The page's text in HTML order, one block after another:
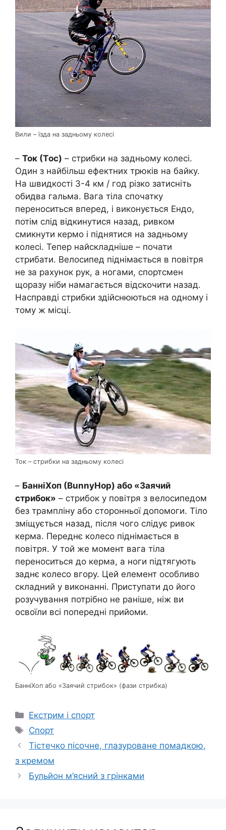
Вили – їзда на задньому колесі
– Toк (Тoc) – стрибки на задньому колесі.
Один з найбільш ефектних трюків на байку.
На швидкості 3-4 км / год різко затисніть
обидва гальма. Вага тіла спочатку
переноситься вперед, і виконується Ендо,
потім слід відкинутися назад, ривком
смикнути кермо і піднятися на задньому
колесі. Тепер найскладніше – почати
стрибати. Велосипед піднімається в повітря
не за рахунок рук, а ногами, спортсмен
щоразу ніби намагається відскочити назад.
Насправді стрибки здійснюються на одному і
тому ж місці.
Toк – стрибки на задньому колесі
– БанніХоп (ВunnyHop) або «Заячий
стрибок» – стрибок у повітря з велосипедом
без трампліну або сторонньої допомоги. Тіло
зміщується назад, після чого слідує ривок
керма. Переднє колесо піднімається в
повітря. У той же момент вага тіла
переноситься до керма, а ноги підтягують
заднє колесо вгору. Цей елемент особливо
складний у виконанні. Приступати до його
розучування потрібно не раніше, ніж ви
освоїли всі попередні прийоми.
БанніХоп або «Заячий стрибок» (фази стрибка)
Категорії
Екстрим і спорт
Позначки
Спорт
Тістечко пісочне, глазуроване помадкою,
з кремом
Бульйон м’ясний з грінками